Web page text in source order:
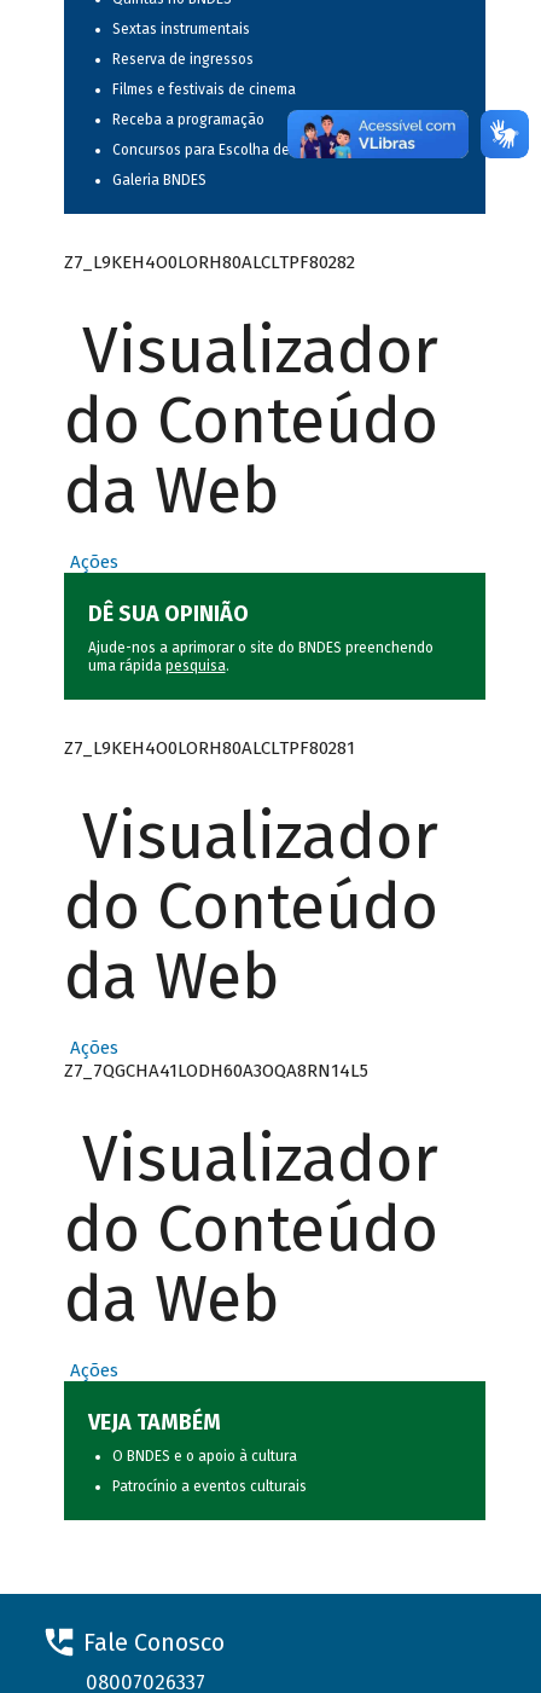
Sextas instrumentais
Reserva de ingressos
Filmes e festivais de cinema
Receba a programação
Concursos para Escolha de Espetáculos Musicais
Galeria BNDES
Z7_L9KEH4O0LORH80ALCLTPF80282
Visualizador
do Conteúdo
da Web
Ações
DÊ SUA OPINIÃO
Ajude-nos a aprimorar o site do BNDES preenchendo
uma rápida pesquisa.
Z7_L9KEH4O0LORH80ALCLTPF80281
Visualizador
do Conteúdo
da Web
Ações
Z7_7QGCHA41LODH60A3OQA8RN14L5
Visualizador
do Conteúdo
da Web
Ações
VEJA TAMBÉM
O BNDES e o apoio à cultura
Patrocínio a eventos culturais
Fale Conosco
08007026337